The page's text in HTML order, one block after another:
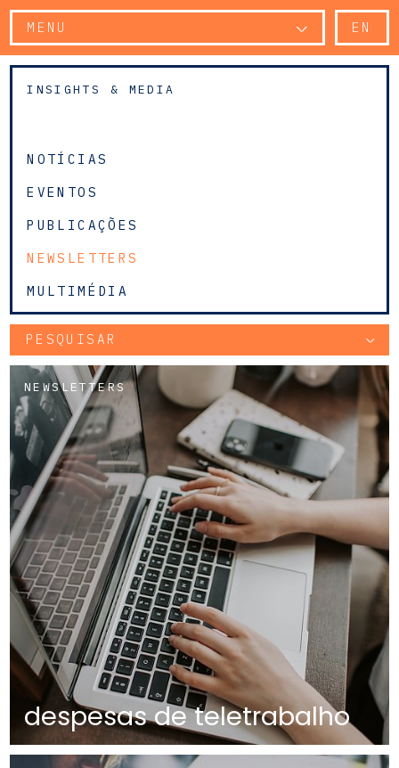
MENU EN
INSIGHTS & MEDIA
NOTÍCIAS
EVENTOS
PUBLICAÇÕES
NEWSLETTERS
MULTIMÉDIA
PESQUISAR
NEWSLETTERS
despesas de teletrabalho